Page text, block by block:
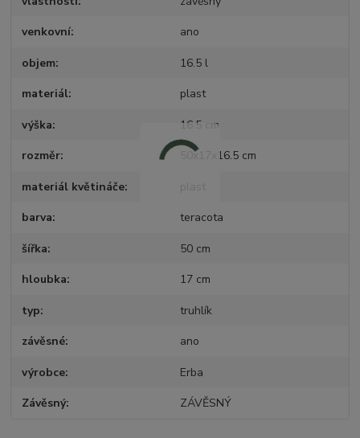
venkovní ano
objem 16.5 l
materiál plast
výška 16.5 cm
rozměr 50x17x16.5 cm
materiál květináče
barva teracota
šířka 50 cm
hloubka 17 cm
typ truhlík
závěsné ano
výrobce Erba
Závěsný ZÁVĚSNÝ